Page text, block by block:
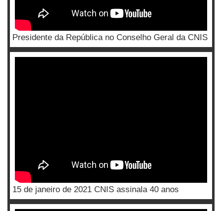
Presidente da República no Conselho Geral da CNIS
15 de janeiro de 2021 CNIS assinala 40 anos